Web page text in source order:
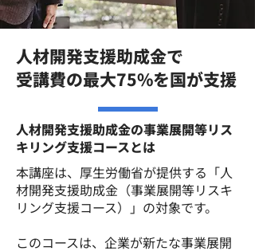
人材開発支援助成金で
受講費の最大75%を国が支援
人材開発支援助成金の事業展開等リス
キリング支援コースとは
本講座は、厚生労働省が提供する「人
材開発支援助成金（事業展開等リスキ
リング支援コース）」の対象です。
このコースは、企業が新たな事業展開